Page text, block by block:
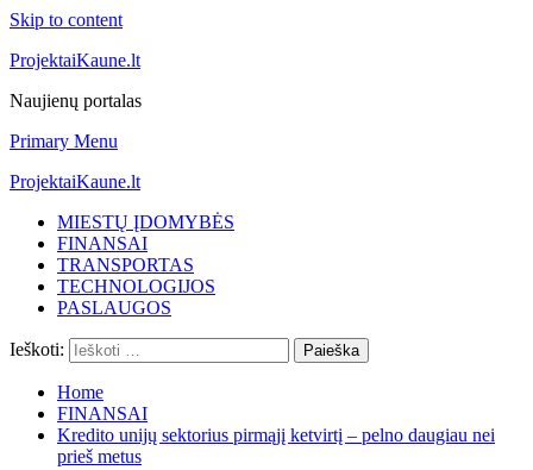
Skip to content
ProjektaiKaune.lt
Naujienų portalas
Primary Menu
ProjektaiKaune.lt
MIESTŲ ĮDOMYBĖS
FINANSAI
TRANSPORTAS
TECHNOLOGIJOS
PASLAUGOS
Ieškoti:
Home
FINANSAI
Kredito unijų sektorius pirmąjį ketvirtį – pelno daugiau nei
prieš metus